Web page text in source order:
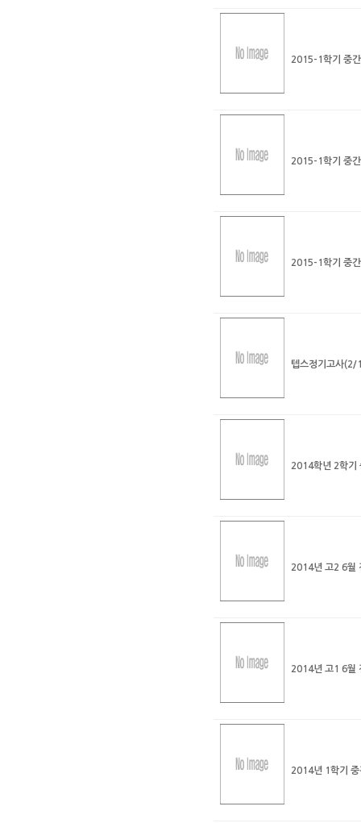
2015-1학기 중
2015-1학기 중
2015-1학기 중
텝스정기고사(2/
2014학년 2학기
2014년 고2 6월
2014년 고1 6월
2014년 1학기 중